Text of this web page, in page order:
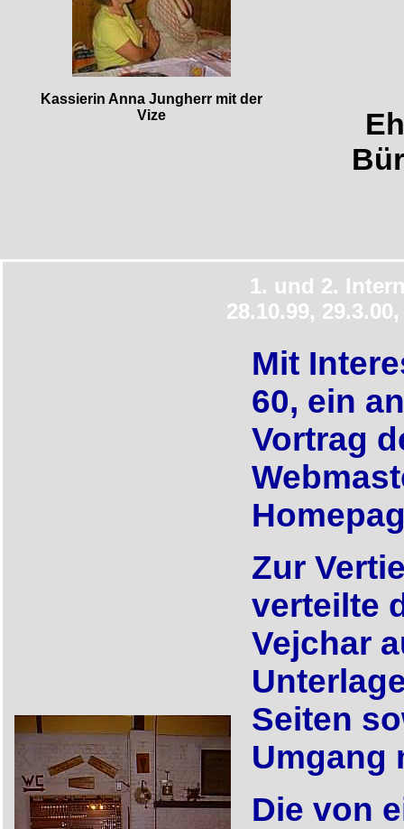
Kassierin Anna Jungherr mit der
Vize
1. und 2.
28.10.99,
Mit
60, ein
Vortrag
Zur
verteilte
Vejchar
Seiten
Umgang
Die von